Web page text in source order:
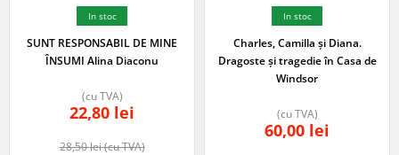
In stoc
SUNT RESPONSABIL DE MINE
ÎNSUMI Alina Diaconu
28,50lei(cu TVA)
22,80 lei
(cu TVA)
In stoc
Charles, Camilla și Diana.
Dragoste și tragedie în Casa de
Windsor
60,00 lei
(cu TVA)